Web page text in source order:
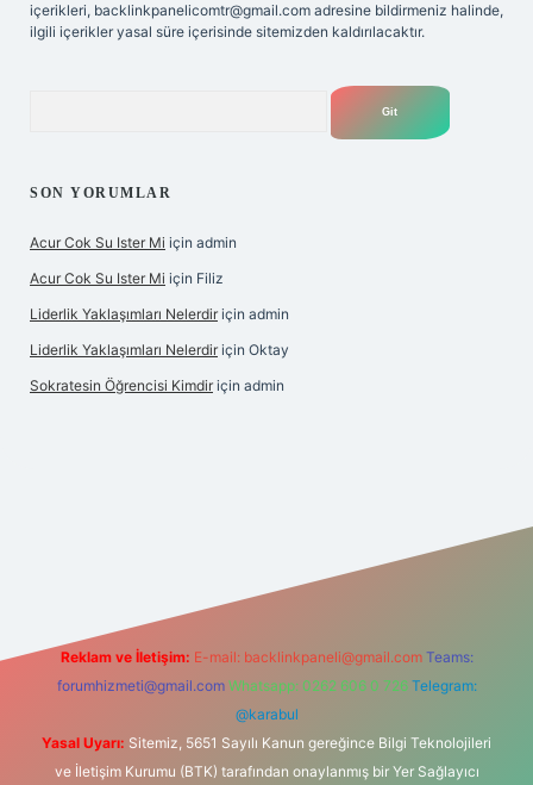
içerikleri, backlinkpanelicomtr@gmail.com adresine bildirmeniz halinde,
ilgili içerikler yasal süre içerisinde sitemizden kaldırılacaktır.
SON YORUMLAR
Acur Cok Su Ister Mi için admin
Acur Cok Su Ister Mi için Filiz
Liderlik Yaklaşımları Nelerdir için admin
Liderlik Yaklaşımları Nelerdir için Oktay
Sokratesin Öğrencisi Kimdir için admin
Reklam ve İletişim: E-mail: backlinkpaneli@gmail.com Teams:
forumhizmeti@gmail.com Whatsapp: 0262 606 0 726 Telegram:
@karabul
Yasal Uyarı: Sitemiz, 5651 Sayılı Kanun gereğince Bilgi Teknolojileri
ve İletişim Kurumu (BTK) tarafından onaylanmış bir Yer Sağlayıcı